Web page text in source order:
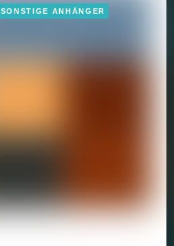
SONSTIGE ANHÄNGER